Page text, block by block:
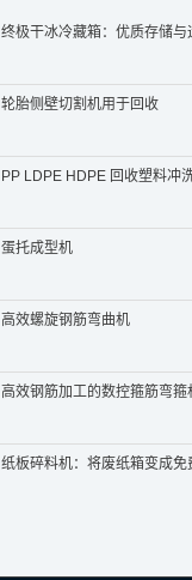
终极干冰冷藏箱：优质存储与
轮胎侧壁切割机用于回收
PP LDPE HDPE 回收塑料冲
蛋托成型机
高效螺旋钢筋弯曲机
高效钢筋加工的数控箍筋弯箍
纸板碎料机：将废纸箱变成免